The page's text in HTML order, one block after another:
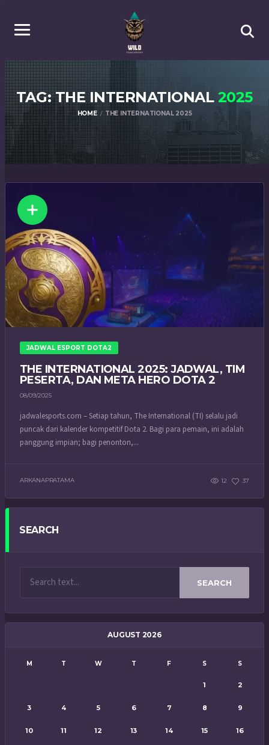
TAG: THE INTERNATIONAL 2025
HOME THE INTERNATIONAL 2025
JADWAL ESPORT DOTA2
THE INTERNATIONAL 2025: JADWAL, TIM
PESERTA, DAN META HERO DOTA 2
08/09/2025
jadwalesports.com – Setiap tahun, The International (TI) selalu jadi
puncak dari kalender kompetitif Dota 2. Bagi para pemain, ini adalah
panggung impian; bagi penonton,...
ARKANAPRATAMA 12 37
SEARCH
SEARCH
AUGUST 2026
M T W T F S S
1 2
3 4 5 6 7 8 9
10 11 12 13 14 15 16